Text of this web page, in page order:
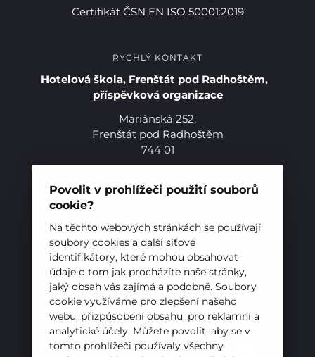
Povolit v prohlížeči použití souborů
cookie?
Na těchto webových stránkách se používají
soubory cookies a další síťové
identifikátory, které mohou obsahovat
údaje o tom jak procházíte naše stránky,
jaký obsah vás zajímá a podobně. Soubory
cookie využíváme pro zlepšení našeho
webu, přizpůsobení obsahu, pro reklamní a
analytické účely. Můžete povolit, aby se v
tomto prohlížeči používaly všechny
Certifikát ČSN EN ISO 50001:2019
RYCHLÝ KONTAKT
Hotelová škola, Frenštát pod Radhoštěm,
příspěvková organizace
Mariánská 252,
Frenštát pod Radhoštěm
744 01
E-mail:sekretariat@hotelovkafren.cz
Datová schránka: bc5jrez
IČ: 00576441
ZŘIZOVATEL
Hotelová škola, Frenštát pod Radhoštěm je
příspěvkovou organizací zřizovanou
Moravskoslezským krajem